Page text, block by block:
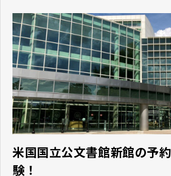
米国国立公文書館新館の予
験！